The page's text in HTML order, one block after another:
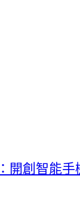
開創智能